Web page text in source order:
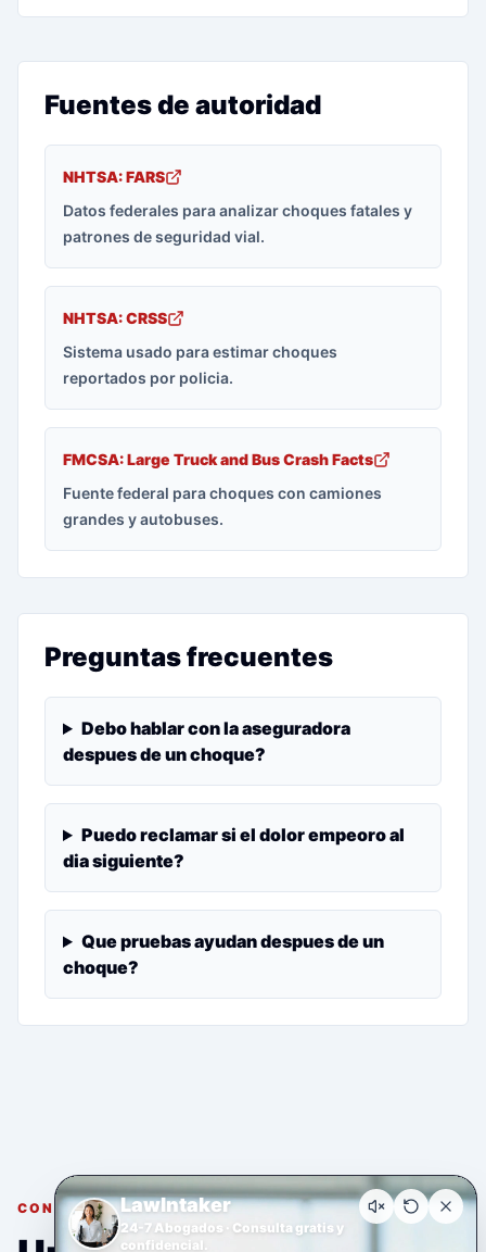
Fuentes de autoridad
NHTSA: FARS
Datos federales para analizar choques fatales y
patrones de seguridad vial.
NHTSA: CRSS
Sistema usado para estimar choques
reportados por policia.
FMCSA: Large Truck and Bus Crash Facts
Fuente federal para choques con camiones
grandes y autobuses.
Preguntas frecuentes
Debo hablar con la aseguradora
despues de un choque?
Puedo reclamar si el dolor empeoro al
dia siguiente?
Que pruebas ayudan despues de un
choque?
CONSULTA GRATUITA Y CONFIDENCIAL
LawIntaker
24-7 Abogados · Consulta gratis y
confidencial.